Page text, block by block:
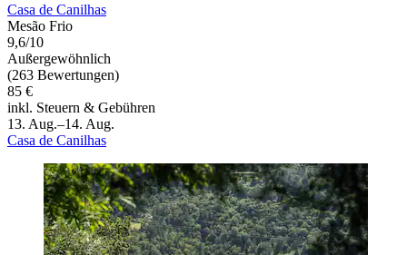
Casa de Canilhas
Mesão Frio
9,6/10
Außergewöhnlich
(263 Bewertungen)
85 €
inkl. Steuern & Gebühren
13. Aug.–14. Aug.
Casa de Canilhas